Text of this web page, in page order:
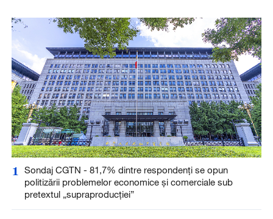
1
Sondaj CGTN - 81,7% dintre respondenți se opun
politizării problemelor economice și comerciale sub
pretextul „supraproducției”